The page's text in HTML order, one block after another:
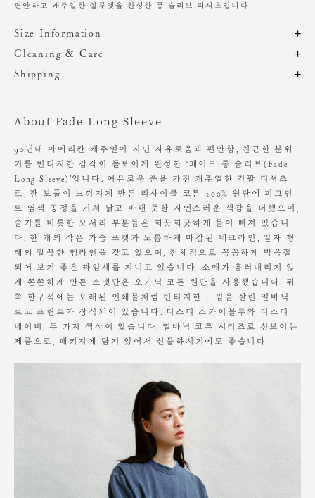
편안하고 캐주얼한 실루엣을 완성한 롱 슬리브 티셔츠입니다.
Size Information
제품의 일정 수량을 측정한 평균치수로 재는 방법과 위치에 따라 1~3cm
편차가 있을 수 있습니다. (치수단위 : cm)
OS 62 46
Height 165cm / Waist 24" Slim 55 size.
Cleaning & Care
뒤쪽이 조금 더 긴 옆트임이 있던 헴라인에서
앞뒤의 길이 차이가 없는 심플한 헴라인으로 디자인이 변경되었습니다.
피그먼트 다잉 제품 특성상 착용 및 세탁 시 이염 또는 물빠짐이 발생할
밝은 색상의 의류 및 가방, 신발 등과의 마찰을 피해 주시기 바랍니다.
찬물 손세탁 또는 드라이클리닝을 권장합니다.
기계 세탁시 변형, 이염,변색, 탈색 가능성이 있음
염소, 산소계 표백제 사용금지
원단에 직접 다림질 시 변형 가능성 있음. 스팀다림질 권장
장시간 수분에 노출시 변형 가능성 있음
소비자의 부주의로 인한 제품 훼손 및 세탁 잘못으로 인한 변형에 대해서
는
보상의 책임을 지지 않습니다.
Shipping
About Fade Long Sleeve
90년대 아메리칸 캐주얼이 지닌 자유로움과 편안함, 친근한 분위
기를 빈티지한 감각이 돋보이게 완성한 ‘페이드 롱 슬리브(Fade
Long Sleeve)’입니다. 여유로운 품을 가진 캐주얼한 긴팔 티셔츠
로, 잔 보풀이 느껴지게 만든 리사이클 코튼 100% 원단에 피그먼
트 염색 공정을 거쳐 낡고 바랜 듯한 자연스러운 색감을 더했으며,
솔기를 비롯한 모서리 부분들은 희끗희끗하게 물이 빠져 있습니
다. 한 개의 작은 가슴 포켓과 도톰하게 마감된 네크라인, 일자 형
태의 깔끔한 헴라인을 갖고 있으며, 전체적으로 꼼꼼하게 박음질
되어 보기 좋은 짜임새를 지니고 있습니다. 소매가 흘러내리지 않
게 쫀쫀하게 만든 소맷단은 오가닉 코튼 원단을 사용했습니다. 뒤
쪽 한구석에는 오래된 인쇄물처럼 빈티지한 느낌을 살린 얼바닉
로고 프린트가 장식되어 있습니다. 더스티 스카이블루와 더스티
네이비, 두 가지 색상이 있습니다. 얼바닉 코튼 시리즈로 선보이는
제품으로, 패키지에 담겨 있어서 선물하시기에도 좋습니다.